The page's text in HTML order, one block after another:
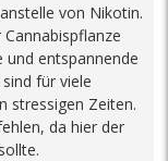
von Nikotin.
und entspannende
für viele
stressigen Zeiten.
da hier der